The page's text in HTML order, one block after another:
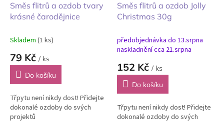
Směs flitrů a ozdob tvary
krásné čarodějnice
Skladem (1 ks)
79 Kč / ks
Do košíku
Třpytu není nikdy dost! Přidejte
dokonalé ozdoby do svých
projektů
Směs flitrů a ozdob Jolly
Christmas 30g
předobjednávka do 13.srpna
naskladnění cca 21.srpna
152 Kč / ks
Do košíku
Třpytu není nikdy dost! Přidejte
dokonalé ozdoby do svých